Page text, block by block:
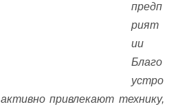
предп
рият
ии
Благо
устро
привлекают технику,